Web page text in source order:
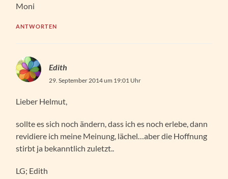
Moni
ANTWORTEN
Edith
29. September 2014 um 19:01 Uhr
Lieber Helmut,
sollte es sich noch ändern, dass ich es noch erlebe, dann
revidiere ich meine Meinung, lächel…aber die Hoffnung
stirbt ja bekanntlich zuletzt..
LG; Edith